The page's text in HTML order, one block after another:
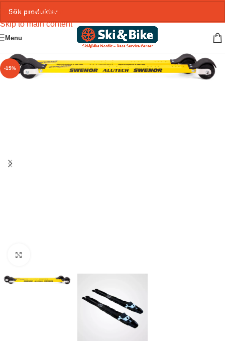
Skip to navigation
Skip to main content
Menu
-15%